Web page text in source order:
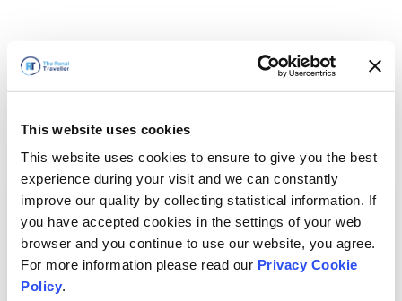
This website uses cookies
This website uses cookies to ensure to give you the best
experience during your visit and we can constantly
improve our quality by collecting statistical information. If
you have accepted cookies in the settings of your web
browser and you continue to use our website, you agree.
For more information please read our Privacy Cookie
Policy.